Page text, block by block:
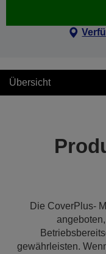
Übersicht
Die CoverPlus-
gewährleisten.